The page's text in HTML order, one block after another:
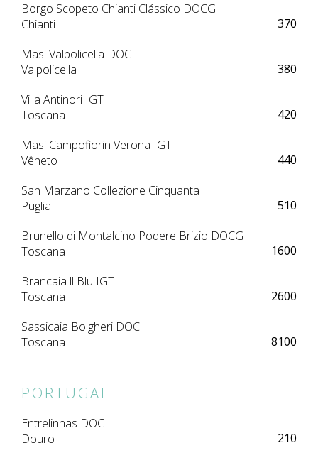
Borgo Scopeto Chianti Clássico DOCG
Chianti
370
Masi Valpolicella DOC
Valpolicella
380
Villa Antinori IGT
Toscana
420
Masi Campofiorin Verona IGT
Vêneto
440
San Marzano Collezione Cinquanta
Puglia
510
Brunello di Montalcino Podere Brizio DOCG
Toscana
1600
Brancaia ll Blu IGT
Toscana
2600
Sassicaia Bolgheri DOC
Toscana
8100
PORTUGAL
Entrelinhas DOC
Douro
210